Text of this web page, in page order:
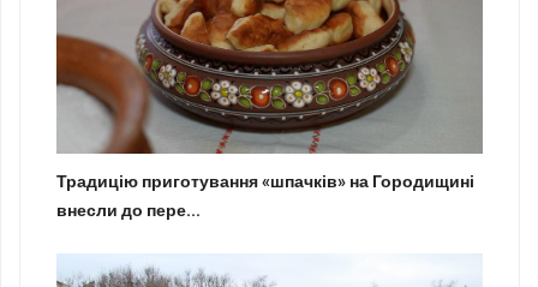
Традицію приготування «шпачків» на Городищині
внесли до пере...